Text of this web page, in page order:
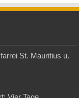
St. Mauritius u.